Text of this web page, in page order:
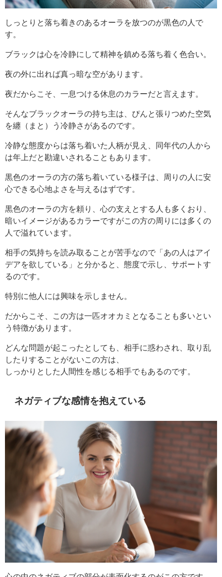
しっとりと落ち着きのあるオーラを放つのが黒色の人で
す。
ブラックは心を冷静にして精神を鎮める落ち着く色合い。
夜の外に出れば真っ暗な空があります。
夜だからこそ、一息つける休息のカラーだと言えます。
そんなブラックオーラの持ち主は、ぴんと張りつめた空気
を纏（まと）う冷静さがあるのです。
冷静な態度からは落ち着いた人柄が見え、同年代の人から
は年上だと勘違いされることもあります。
黒色のオーラの方の落ち着いている様子は、周りの人に安
心できる心地よさを与えるはずです。
黒色のオーラの方を頼り、心の支えとする人も多くおり、
暗いイメージがあるカラーですがこの方の周りには多くの
人で溢れています。
相手の気持ちを読み取ることが苦手なので「あの人はアイ
デアを欲している」と分かると、態度で示し、サポートす
るのです。
特別に他人には興味を示しません。
だからこそ、この方は一匹オオカミとなることも多いとい
う特徴があります。
どんな問題が起こったとしても、相手に惑わされ、取り乱
したりすることがないこの方は、
しっかりとした人間性を感じる相手でもあるのです。
ネガティブな感情を抱えている